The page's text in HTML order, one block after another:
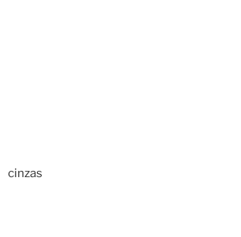
cinzas